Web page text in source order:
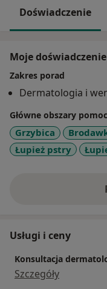
Doświadczenie
Moje doświadczenie
Zakres porad
Dermatologia i
Główne obszary
Grzybica
Łupież pstry
Usługi i ceny
Konsultacja
Szczegóły